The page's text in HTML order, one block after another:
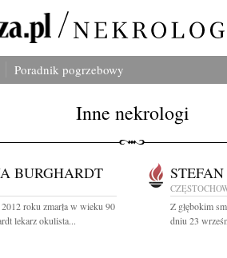
Poradnik pogrzebowy
Inne nekrologi
BURGHARDT
roku zmarła w wieku 90
lekarz okulista...
Z głębokim
dniu 23